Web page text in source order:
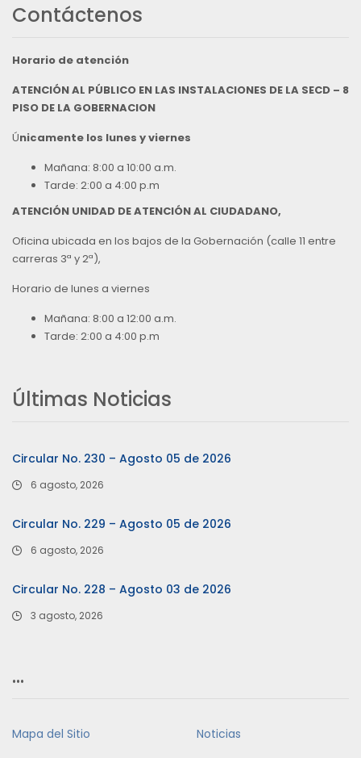
Contáctenos
Horario de atención
ATENCIÓN AL PÚBLICO EN LAS INSTALACIONES DE LA SECD – 8
PISO DE LA GOBERNACION
Únicamente los lunes y viernes
Mañana: 8:00 a 10:00 a.m.
Tarde: 2:00 a 4:00 p.m
ATENCIÓN UNIDAD DE ATENCIÓN AL CIUDADANO,
Oficina ubicada en los bajos de la Gobernación (calle 11 entre
carreras 3ª y 2ª),
Horario de lunes a viernes
Mañana: 8:00 a 12:00 a.m.
Tarde: 2:00 a 4:00 p.m
Últimas Noticias
Circular No. 230 – Agosto 05 de 2026
6 agosto, 2026
Circular No. 229 – Agosto 05 de 2026
6 agosto, 2026
Circular No. 228 – Agosto 03 de 2026
3 agosto, 2026
…
Mapa del Sitio
Noticias